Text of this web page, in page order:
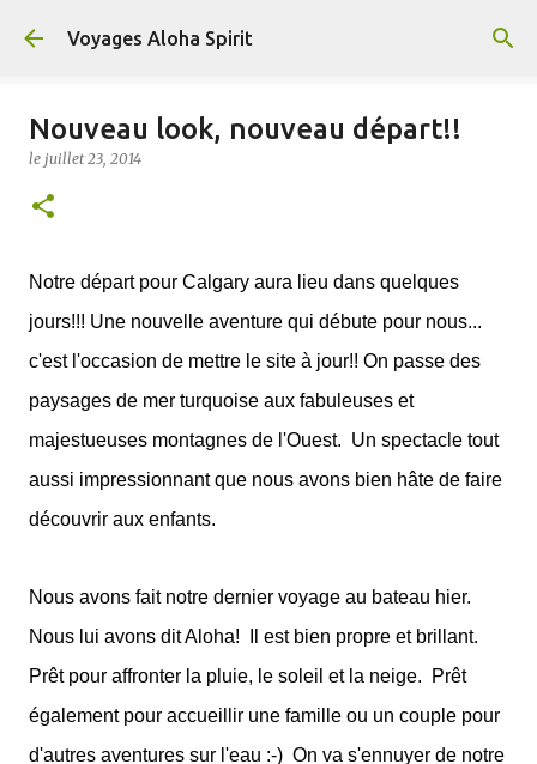
Accéder au contenu principal
Voyages Aloha Spirit
Nouveau look, nouveau départ!!
le juillet 23, 2014
Notre départ pour Calgary aura lieu dans quelques
jours!!! Une nouvelle aventure qui débute pour nous...
c'est l'occasion de mettre le site à jour!! On passe des
paysages de mer turquoise aux fabuleuses et
majestueuses montagnes de l'Ouest. Un spectacle tout
aussi impressionnant que nous avons bien hâte de faire
découvrir aux enfants.
Nous avons fait notre dernier voyage au bateau hier.
Nous lui avons dit Aloha! Il est bien propre et brillant.
Prêt pour affronter la pluie, le soleil et la neige. Prêt
également pour accueillir une famille ou un couple pour
d'autres aventures sur l'eau :-) On va s'ennuyer de notre